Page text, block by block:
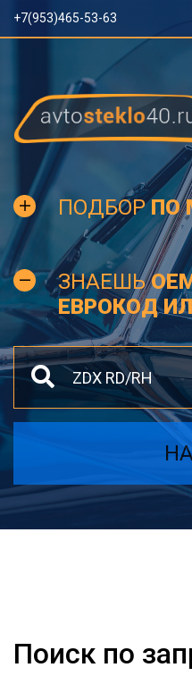
+7(953)465-53-63
ПОДБОРПО
ЗНАЕШЬ
ЕВРОКОД
Поиск по